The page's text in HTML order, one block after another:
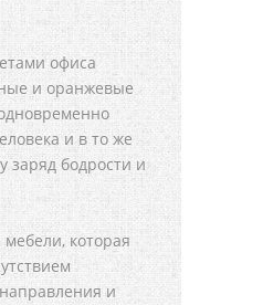
офиса
и оранжевые
и в то же
заряд бодрости и
которая
и